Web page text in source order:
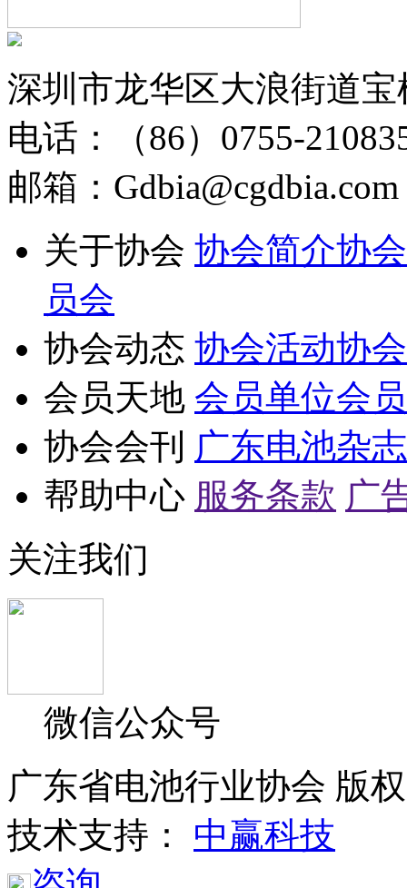
深圳市龙华区大浪街道
电话：（86）0755-
邮箱：Gdbia@cgdbia.com
关于协会 协会简介协
员会
协会动态 协会活动协
会员天地 会员单位会
协会会刊 广东电池杂志
帮助中心 服务条款 广
关注我们
微信公众号
广东省电池行业协会 版
技术支持： 中赢科技